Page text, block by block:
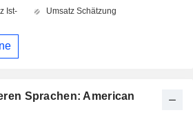
Sprachen: American